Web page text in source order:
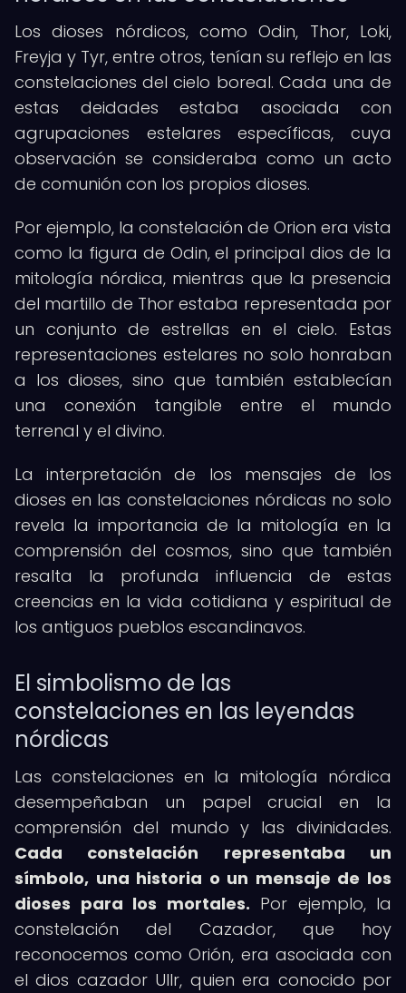
Los dioses nórdicos, como Odin, Thor, Loki,
Freyja y Tyr, entre otros, tenían su reflejo en las
constelaciones del cielo boreal. Cada una de
estas deidades estaba asociada con
agrupaciones estelares específicas, cuya
observación se consideraba como un acto
de comunión con los propios dioses.
Por ejemplo, la constelación de Orion era vista
como la figura de Odin, el principal dios de la
mitología nórdica, mientras que la presencia
del martillo de Thor estaba representada por
un conjunto de estrellas en el cielo. Estas
representaciones estelares no solo honraban
a los dioses, sino que también establecían
una conexión tangible entre el mundo
terrenal y el divino.
La interpretación de los mensajes de los
dioses en las constelaciones nórdicas no solo
revela la importancia de la mitología en la
comprensión del cosmos, sino que también
resalta la profunda influencia de estas
creencias en la vida cotidiana y espiritual de
los antiguos pueblos escandinavos.
El simbolismo de las
constelaciones en las leyendas
nórdicas
Las constelaciones en la mitología nórdica
desempeñaban un papel crucial en la
comprensión del mundo y las divinidades.
Cada constelación representaba un
símbolo, una historia o un mensaje de los
dioses para los mortales. Por ejemplo, la
constelación del Cazador, que hoy
reconocemos como Orión, era asociada con
el dios cazador Ullr, quien era conocido por